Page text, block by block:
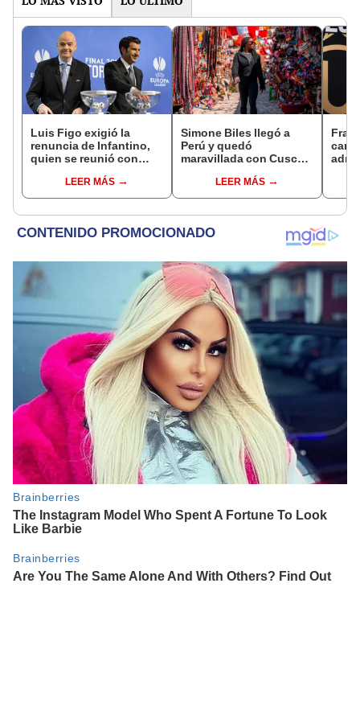
Luis Figo exigió la
renuncia de Infantino,
quien se reunió con
en Marruecos
LEER MÁS
Simone Biles llegó a
Perú y quedó
maravillada con Cusco:
lo hermoso que es este
país"
LEER MÁS